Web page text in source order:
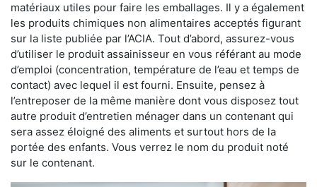
matériaux utiles pour faire les emballages. Il y a également
les produits chimiques non alimentaires acceptés figurant
sur la liste publiée par l’ACIA. Tout d’abord, assurez-vous
d’utiliser le produit assainisseur en vous référant au mode
d’emploi (concentration, température de l’eau et temps de
contact) avec lequel il est fourni. Ensuite, pensez à
l’entreposer de la même manière dont vous disposez tout
autre produit d’entretien ménager dans un contenant qui
sera assez éloigné des aliments et surtout hors de la
portée des enfants. Vous verrez le nom du produit noté
sur le contenant.